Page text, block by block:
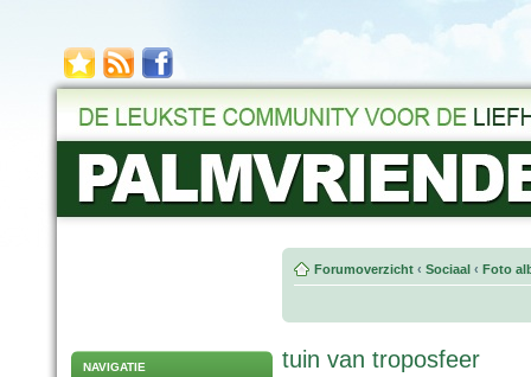
NAVIGATIE
Forumoverzicht ‹ Sociaal ‹ Foto
tuin van troposfeer